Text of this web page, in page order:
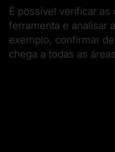
É possível verificar
ferramenta e analisar
exemplo, confirmar
chega a todas as